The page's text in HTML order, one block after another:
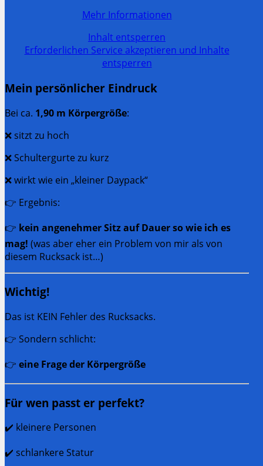
Mehr Informationen
Inhalt entsperren
Erforderlichen Service akzeptieren und Inhalte
entsperren
Mein persönlicher Eindruck
Bei ca. 1,90 m Körpergröße:
❌ sitzt zu hoch
❌ Schultergurte zu kurz
❌ wirkt wie ein „kleiner Daypack“
👉 Ergebnis:
👉 kein angenehmer Sitz auf Dauer so wie ich es
mag! (was aber eher ein Problem von mir als von
diesem Rucksack ist…)
Wichtig!
Das ist KEIN Fehler des Rucksacks.
👉 Sondern schlicht:
👉 eine Frage der Körpergröße
Für wen passt er perfekt?
✔️ kleinere Personen
✔️ schlankere Statur